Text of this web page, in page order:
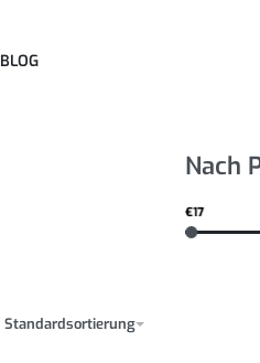
BLOG
Standardsortierung
Nach
€17